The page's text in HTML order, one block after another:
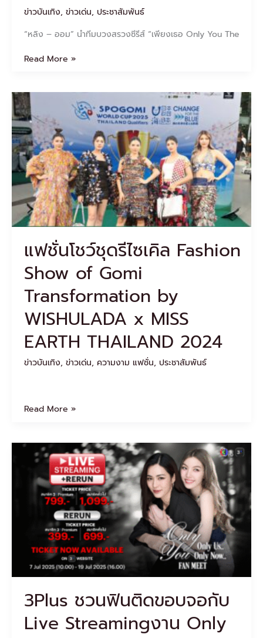
ข่าวบันเทิง, ข่าวเด่น, ประชาสัมพันธ์
“หลิง – ออม” นำทีมบวงสรวงซีรีส์ “เพียงเธอ Only You The
แฟน
ส่ง
ทรัค
ให้
กำลัง
ใจ!
Read More »
แฟชั่นโชว์ชุดรีไซเคิล Fashion
Show of Gomi
Transformation by
WISHULADA x MISS
EARTH THAILAND 2024
ข่าวบันเทิง, ข่าวเด่น, ความงาม แฟชั่น, ประชาสัมพันธ์
แฟชั่น
โชว์
ชุด
รีไซเคิล
Fashion
Show
of
Gomi
Transformation
by
WISHULADA
MISS
EARTH
THAILAND
2024
Read More »
3Plus ชวนฟินติดขอบจอกับ
Live Streamingงาน Only
3Plus
ชวน
Streamingงาน
You,
Us,
Only
Now
Fan